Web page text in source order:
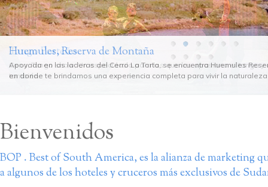
Huemules, Reserva de Montaña
Apoyada en las laderas del Cerro La Torta, se encuentra Huemules
en donde te brindamos una experiencia completa para vivir la
Tango Porteño
Cena, Tango show. Un espectáculo para los que les apasiona el tango y
también.
Bienvenidos
BOP . Best of South America, es la alianza de marketing
a algunos de los hoteles y cruceros más exclusivos de